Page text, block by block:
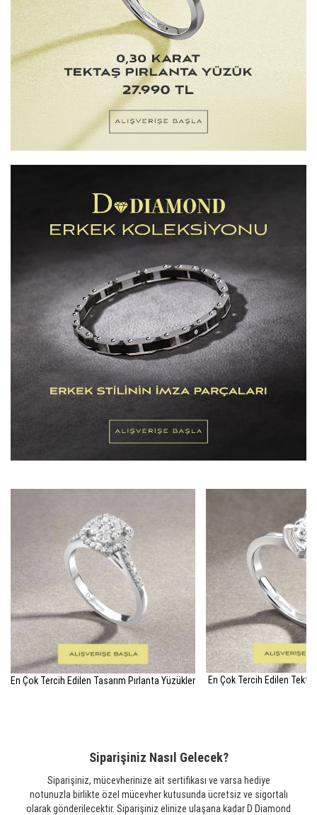
En Çok Tercih Edilen Tasarım Pırlanta Yüzükler En Çok Tercih Edilen
Siparişiniz Nasıl Gelecek?
Siparişiniz, mücevherinize ait sertifikası ve varsa hediye
notunuzla birlikte özel mücevher kutusunda ücretsiz ve sigortalı
olarak gönderilecektir. Siparişiniz elinize ulaşana kadar D Diamond